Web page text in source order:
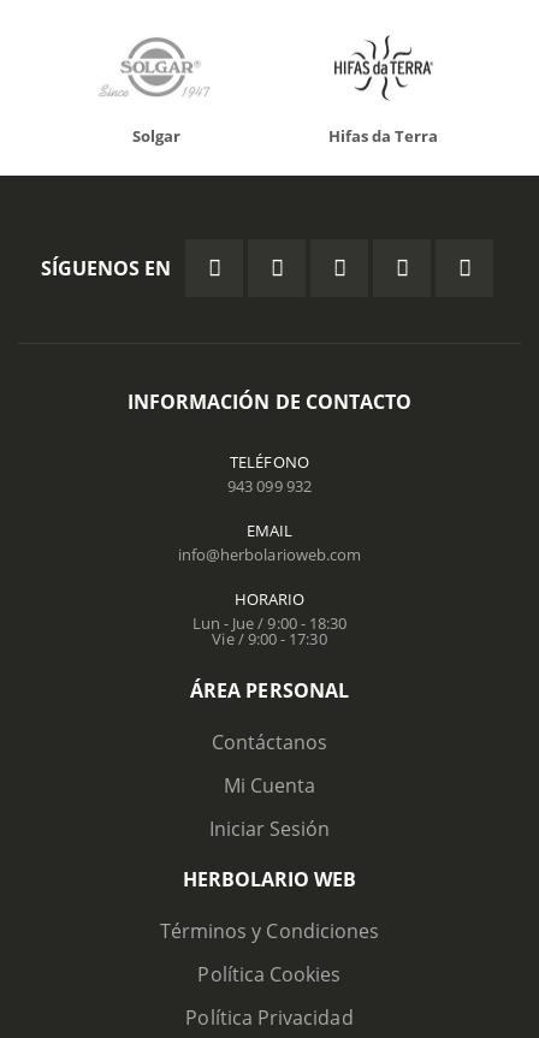
Solgar Hifas da Terra
SÍGUENOS EN
INFORMACIÓN DE CONTACTO
TELÉFONO
943 099 932
EMAIL
info@herbolarioweb.com
HORARIO
Lun - Jue / 9:00 - 18:30
Vie / 9:00 - 17:30
ÁREA PERSONAL
Contáctanos
Mi Cuenta
Iniciar Sesión
HERBOLARIO WEB
Términos y Condiciones
Política Cookies
Política Privacidad